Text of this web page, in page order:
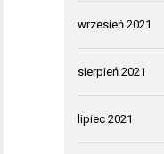
wrzesień 2021
sierpień 2021
lipiec 2021